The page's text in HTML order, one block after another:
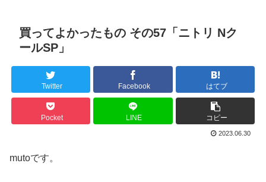
買ってよかったもの その57「ニトリ Nク
ールSP」
Twitter Facebook はてブ
Pocket LINE コピー
2023.06.30
mutoです。